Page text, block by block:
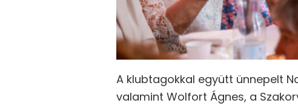
A klubtagokkal együtt ünnepelt
valamint Wolfort Ágnes, a